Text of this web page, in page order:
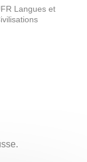
Langues et